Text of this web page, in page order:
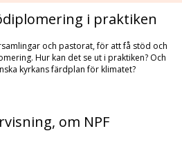
i praktiken
och pastorat, för att få stöd och
Hur kan det se ut i praktiken? Och
kyrkans färdplan för klimatet?
om NPF